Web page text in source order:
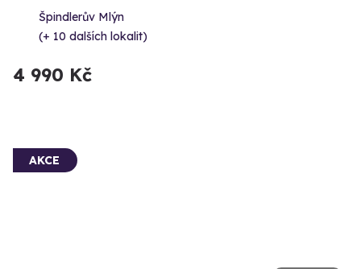
Špindlerův Mlýn
(+ 10 dalších lokalit)
4 990 Kč
AKCE